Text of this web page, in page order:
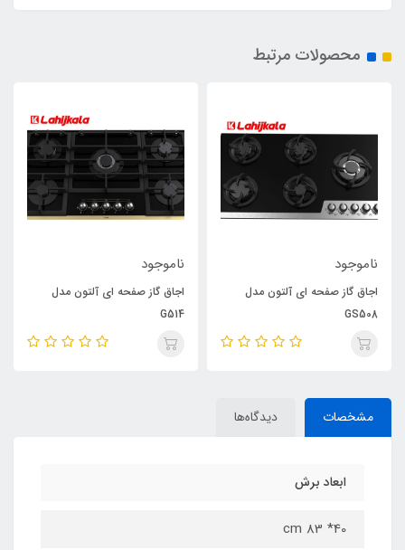
محصولات مرتبط
ناموجود
اجاق گاز صفحه ای آلتون مدل
GS508
ناموجود
اجاق گاز صفحه ای آلتون مدل
G514
مشخصات دیدگاه‌ها
ابعاد برش
cm 83 *40